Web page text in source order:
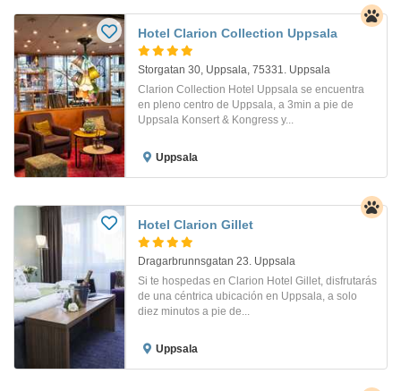
Hotel Clarion Collection Uppsala
Storgatan 30, Uppsala, 75331. Uppsala
Clarion Collection Hotel Uppsala se encuentra
en pleno centro de Uppsala, a 3min a pie de
Uppsala Konsert & Kongress y...
Uppsala
Hotel Clarion Gillet
Dragarbrunnsgatan 23. Uppsala
Si te hospedas en Clarion Hotel Gillet, disfrutarás
de una céntrica ubicación en Uppsala, a solo
diez minutos a pie de...
Uppsala